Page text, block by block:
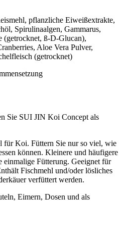
pflanzliche Eiweißextrakte,
Spirulinaalgen, Gammarus,
(getrocknet, ß-D-Glucan),
Aloe Vera Pulver,
(getrocknet)
Sie SUI JIN Koi Concept als
für Koi. Füttern Sie nur so viel, wie
können. Kleinere und häufigere
einmalige Fütterung. Geeignet für
Fischmehl und/oder lösliches
verfüttert werden.
Eimern, Dosen und als